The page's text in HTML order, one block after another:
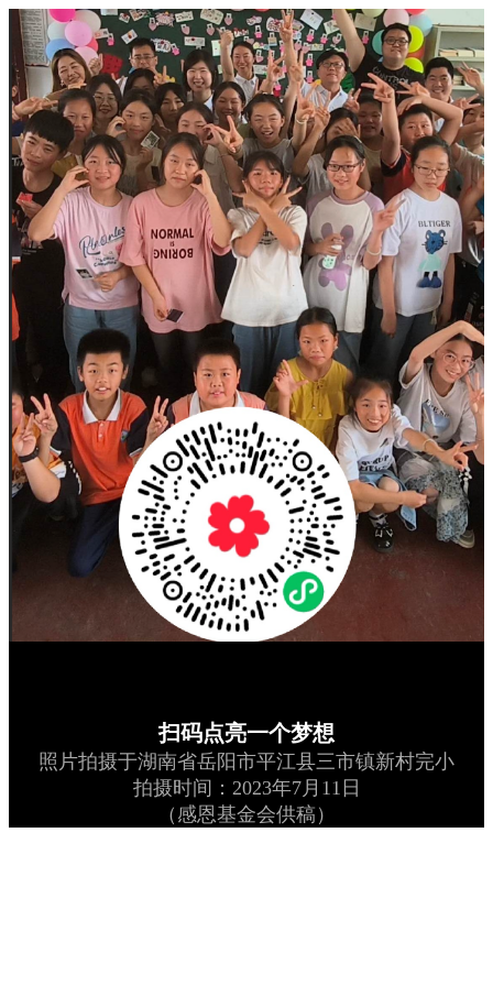
扫码点亮一个梦想
照片拍摄于湖南省岳阳市平江县三市镇新村完小
拍摄时间：2023年7月11日
（感恩基金会供稿）